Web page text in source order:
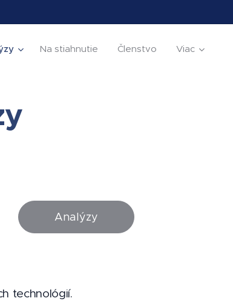
Na stiahnutie Členstvo Viac
Analýzy
technológií.